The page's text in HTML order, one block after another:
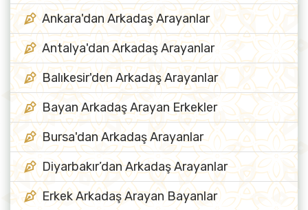
Ankara'dan Arkadaş Arayanlar
Antalya'dan Arkadaş Arayanlar
Balıkesir'den Arkadaş Arayanlar
Bayan Arkadaş Arayan Erkekler
Bursa'dan Arkadaş Arayanlar
Diyarbakır’dan Arkadaş Arayanlar
Erkek Arkadaş Arayan Bayanlar